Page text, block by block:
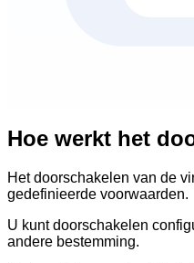
Hoe werkt het
Het doorschakelen van de
gedefinieerde voorwaarden.
U kunt doorschakelen
andere bestemming.